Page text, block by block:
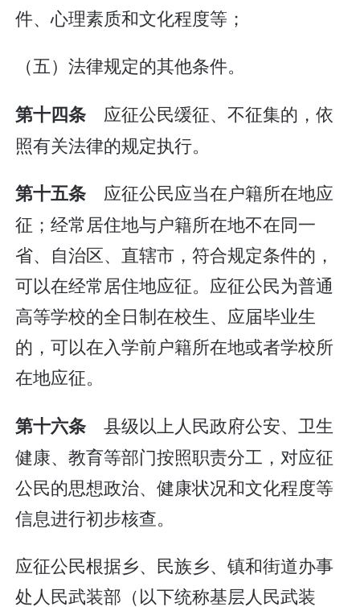
件、心理素质和文化程度等；
（五）法律规定的其他条件。
第十四条 应征公民缓征、不征集的，依
照有关法律的规定执行。
第十五条 应征公民应当在户籍所在地应
征；经常居住地与户籍所在地不在同一
省、自治区、直辖市，符合规定条件的，
可以在经常居住地应征。应征公民为普通
高等学校的全日制在校生、应届毕业生
的，可以在入学前户籍所在地或者学校所
在地应征。
第十六条 县级以上人民政府公安、卫生
健康、教育等部门按照职责分工，对应征
公民的思想政治、健康状况和文化程度等
信息进行初步核查。
应征公民根据乡、民族乡、镇和街道办事
处人民武装部（以下统称基层人民武装